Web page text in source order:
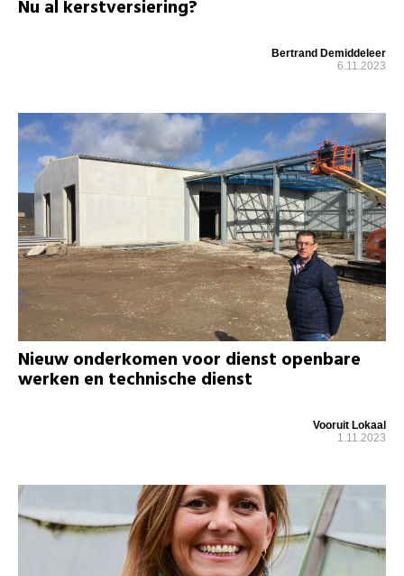
Nu al kerstversiering?
Bertrand Demiddeleer
6.11.2023
Nieuw onderkomen voor dienst openbare
werken en technische dienst
Vooruit Lokaal
1.11.2023